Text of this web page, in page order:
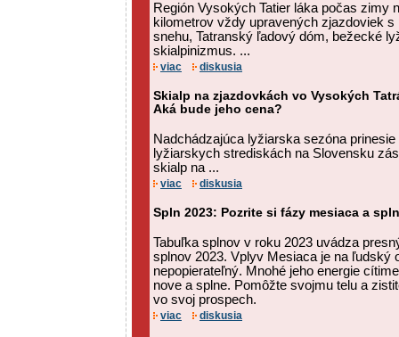
Región Vysokých Tatier láka počas zimy
kilometrov vždy upravených zjazdoviek
snehu, Tatranský ľadový dóm, bežecké
skialpinizmus. ...
viac diskusia
Skialp na zjazdovkách vo Vysokých
Aká bude jeho cena?
Nadchádzajúca lyžiarska sezóna
lyžiarskych strediskách na Slovensku
skialp na ...
viac diskusia
Spln 2023: Pozrite si fázy mesiaca a
Tabuľka splnov v roku 2023 uvádza
splnov 2023. Vplyv Mesiaca je na ľudský
nepopierateľný. Mnohé jeho energie
nove a splne. Pomôžte svojmu telu a
vo svoj prospech.
viac diskusia